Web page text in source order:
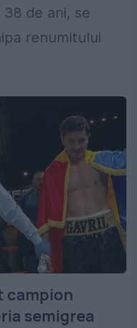
38 de ani, se
renumitului
campion
semigrea